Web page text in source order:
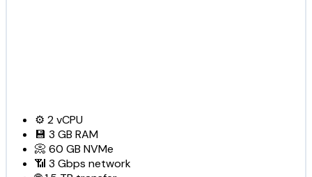
⚙️ 2vCPU
💾 3 GB RAM
📀 60 GB NVMe
📶 3 Gbps network